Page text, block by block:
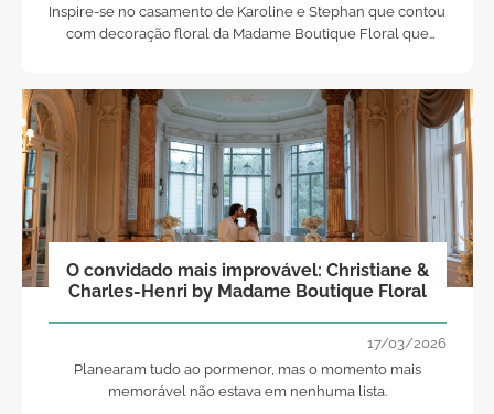
Inspire-se no casamento de Karoline e Stephan que contou
com decoração floral da Madame Boutique Floral que
O convidado mais improvável: Christiane &
Charles-Henri by Madame Boutique Floral
17/03/2026
Planearam tudo ao pormenor, mas o momento mais
memorável não estava em nenhuma lista.